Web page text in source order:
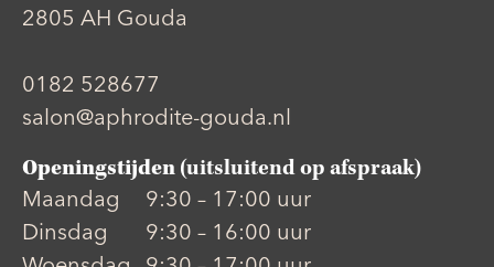
2805 AH Gouda
0182 528677
salon@aphrodite-gouda.nl
Openingstijden (uitsluitend op afspraak)
Maandag
9:30 – 17:00 uur
Dinsdag
9:30 – 16:00 uur